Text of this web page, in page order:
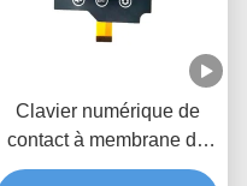
Clavier numérique de
contact à membrane de
circuit de FPC, Matte